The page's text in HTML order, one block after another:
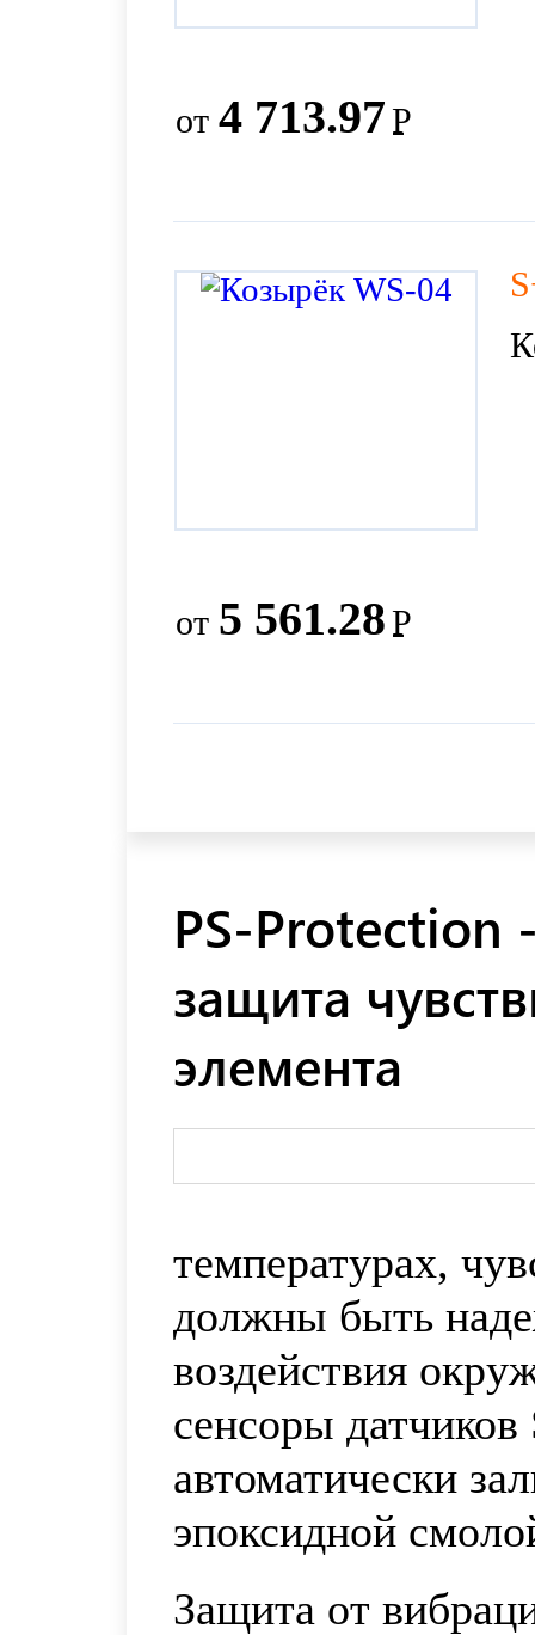
от 4 713.97Р
от 5 561.28Р
PS-Protection
защита
элемента
температурах,
должны быть
воздействия
сенсоры
автоматически
эпоксидной
Защита от